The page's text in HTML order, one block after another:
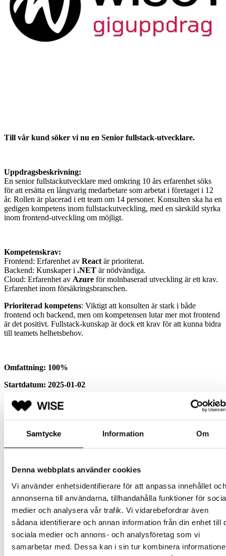
Samtycke Information Om
Denna webbplats använder cookies
Vi använder enhetsidentifierare för att anpassa innehållet och
annonserna till användarna, tillhandahålla funktioner för
medier och analysera vår trafik. Vi vidarebefordrar även
sådana identifierare och annan information från din enhet till
sociala medier och annons- och analysföretag som vi
samarbetar med. Dessa kan i sin tur kombinera
Till vår kund söker vi nu en Senior fullstack-utvecklare.
Uppdragsbeskrivning:
En senior fullstackutvecklare med omkring 10 års erfarenhet söks
för att ersätta en långvarig medarbetare som arbetat i företaget i 12
år. Rollen är placerad i ett team om 14 personer. Konsulten ska ha en
gedigen kompetens inom fullstackutveckling, med en särskild styrka
inom frontend-utveckling om möjligt.
Kompetenskrav:
Frontend: Erfarenhet av React är prioriterat.
Backend: Kunskaper i .NET är nödvändiga.
Cloud: Erfarenhet av Azure för molnbaserad utveckling är ett krav.
Erfarenhet inom försäkringsbranschen.
Prioriterad kompetens: Viktigt att konsulten är stark i både
frontend och backend, men om kompetensen lutar mer mot frontend
är det positivt. Fullstack-kunskap är dock ett krav för att kunna bidra
till teamets helhetsbehov.
Omfattning: 100%
Startdatum: 2025-01-02
Slutdatum: 2025-06-30 med goda möjligheter till förlängning
Placeringsort: Stockholm
Möjlighet till distansarbete: Ja
Vänligen ansök snarast med:
– Ditt uppdaterade CV
– Timpris (inkl. omkostnader)
– Tillgänglighetsdatum
– En kort motivering varför du är lämplig uppdraget.